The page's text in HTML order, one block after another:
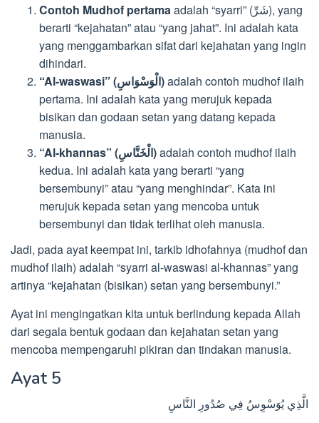
Contoh Mudhof pertamaadalah “syarri” (شَرِّ), yang
berarti “kejahatan” atau “yang jahat”. Ini adalah kata
yang menggambarkan sifat dari kejahatan yang ingin
dihindari.
“Al-waswasi” (الْوَسْوَاسِ)adalah contoh mudhof ilaih
pertama. Ini adalah kata yang merujuk kepada
bisikan dan godaan setan yang datang kepada
manusia.
“Al-khannas” (الْخَنَّاسِ)adalah contoh mudhof ilaih
kedua. Ini adalah kata yang berarti “yang
bersembunyi” atau “yang menghindar”. Kata ini
merujuk kepada setan yang mencoba untuk
bersembunyi dan tidak terlihat oleh manusia.
Jadi, pada ayat keempat ini, tarkib idhofahnya (mudhof dan
mudhof ilaih) adalah “syarri al-waswasi al-khannas” yang
artinya “kejahatan (bisikan) setan yang bersembunyi.”
Ayat ini mengingatkan kita untuk berlindung kepada Allah
dari segala bentuk godaan dan kejahatan setan yang
mencoba mempengaruhi pikiran dan tindakan manusia.
Ayat 5
الَّذِي يُوَسْوِسُ فِي صُدُورِ النَّاسِ